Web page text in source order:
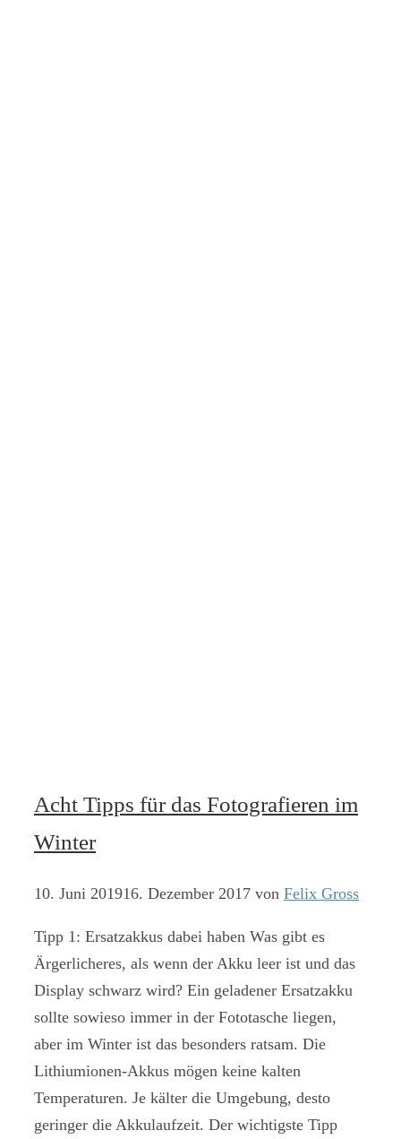
Acht Tipps für das Fotografieren im
Winter
10. Juni 201916. Dezember 2017 von Felix Gross
Tipp 1: Ersatzakkus dabei haben Was gibt es
Ärgerlicheres, als wenn der Akku leer ist und das
Display schwarz wird? Ein geladener Ersatzakku
sollte sowieso immer in der Fototasche liegen,
aber im Winter ist das besonders ratsam. Die
Lithiumionen-Akkus mögen keine kalten
Temperaturen. Je kälter die Umgebung, desto
geringer die Akkulaufzeit. Der wichtigste Tipp